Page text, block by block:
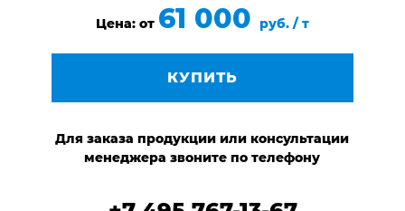
Цена: от 61 000 руб. / т
КУПИТЬ
Для заказа продукции или консультации
менеджера звоните по телефону